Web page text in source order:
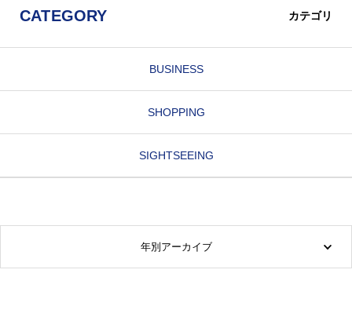
CATEGORY カテゴリ
BUSINESS
SHOPPING
SIGHTSEEING
年別アーカイブ